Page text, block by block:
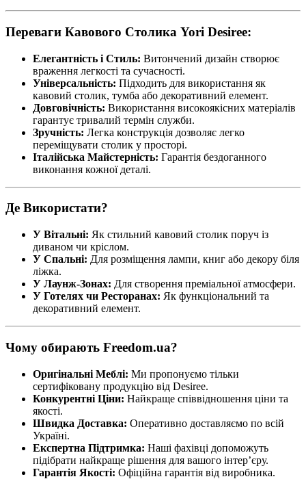
Переваги Кавового Столика Yori Desiree:
Елегантність і Стиль: Витончений дизайн створює
враження легкості та сучасності.
Універсальність: Підходить для використання як
кавовий столик, тумба або декоративний елемент.
Довговічність: Використання високоякісних матеріалів
гарантує тривалий термін служби.
Зручність: Легка конструкція дозволяє легко
переміщувати столик у просторі.
Італійська Майстерність: Гарантія бездоганного
виконання кожної деталі.
Де Використати?
У Вітальні: Як стильний кавовий столик поруч із
диваном чи кріслом.
У Спальні: Для розміщення лампи, книг або декору біля
ліжка.
У Лаунж-Зонах: Для створення преміальної атмосфери.
У Готелях чи Ресторанах: Як функціональний та
декоративний елемент.
Чому обирають Freedom.ua?
Оригінальні Меблі: Ми пропонуємо тільки
сертифіковану продукцію від Desiree.
Конкурентні Ціни: Найкраще співвідношення ціни та
якості.
Швидка Доставка: Оперативно доставляємо по всій
Україні.
Експертна Підтримка: Наші фахівці допоможуть
підібрати найкраще рішення для вашого інтер’єру.
Гарантія Якості: Офіційна гарантія від виробника.